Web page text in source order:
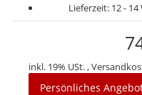
Lieferzeit: 12 -
inkl. 19% USt. ,
Persönliches